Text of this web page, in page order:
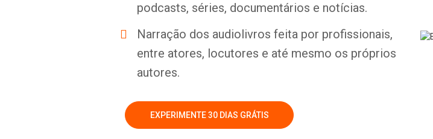
podcasts, séries, documentários e notícias.
Narração dos audiolivros feita por profissionais,
entre atores, locutores e até mesmo os próprios
autores.
EXPERIMENTE 30 DIAS GRÁTIS